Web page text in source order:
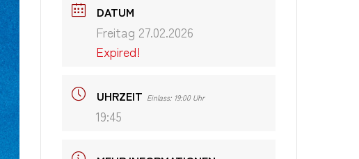
DATUM
Freitag 27.02.2026
Expired!
UHRZEIT Einlass: 19:00 Uhr
19:45